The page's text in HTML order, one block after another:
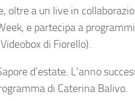
oltre a un live in
e partecipa a
di Fiorello).
d’estate. L’anno
di Caterina Balivo.